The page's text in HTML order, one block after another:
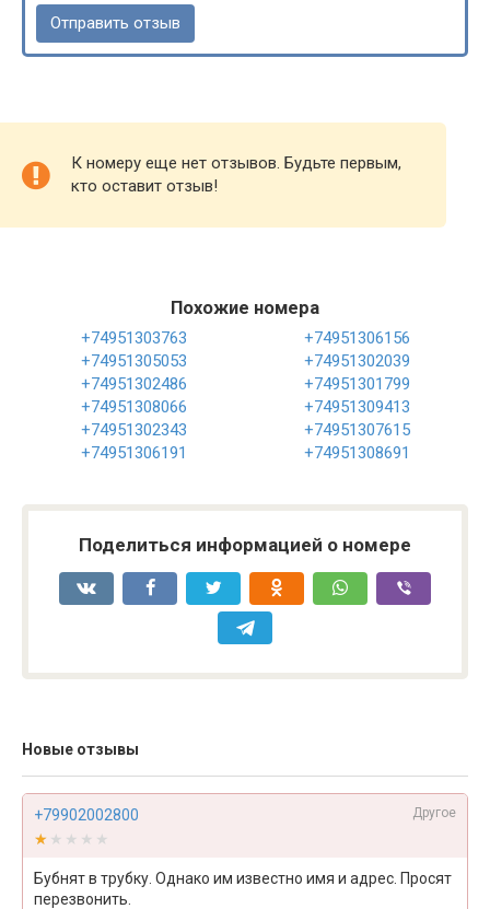
К номеру еще нет отзывов. Будьте первым,
кто оставит отзыв!
Похожие номера
+74951303763
+74951306156
+74951305053
+74951302039
+74951302486
+74951301799
+74951308066
+74951309413
+74951302343
+74951307615
+74951306191
+74951308691
Поделиться информацией о номере
Новые отзывы
+79902002800 Другое
★★★★★
★★★★★
Бубнят в трубку. Однако им известно имя и адрес. Просят
перезвонить.